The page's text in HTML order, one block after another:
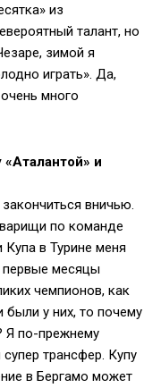
из
талант, но
зимой я
играть». Да,
много
и
вничью.
по команде
в Турине меня
первые месяцы
чемпионов, как
были у них, то почему
Я по-прежнему
трансфер. Купу
в Бергамо может